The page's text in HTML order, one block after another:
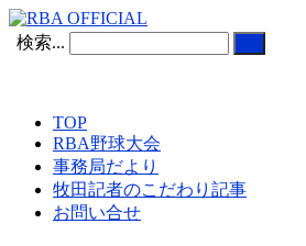
検索...
TOP
RBA野球大会
事務局だより
牧田記者のこだわり記事
お問い合せ